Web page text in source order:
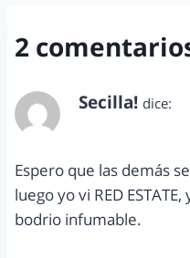
2
Secilla! dice:
Espero que las demás
luego yo vi RED
bodrio infumable.